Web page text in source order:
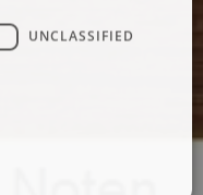
UNCLASSIFIED